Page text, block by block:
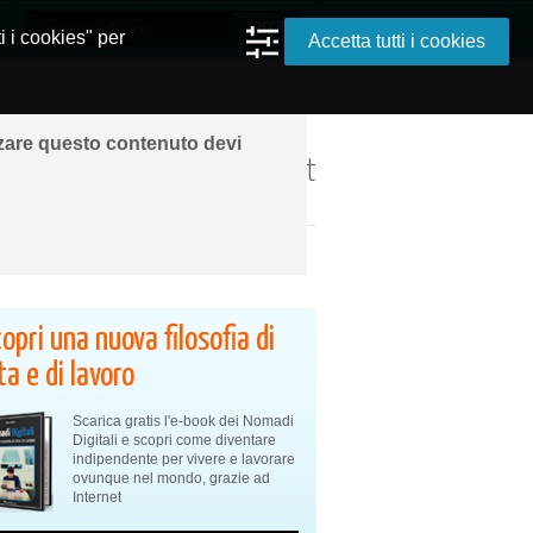
questo contenuto devi
ovunque grazie a Internet
una nuova filosofia di
e di lavoro
Scarica gratis l'e-book dei Nomadi
Digitali e scopri come diventare
indipendente per vivere e lavorare
ovunque nel mondo, grazie ad
Internet
i cookies" per
Accetta tutti i cookies